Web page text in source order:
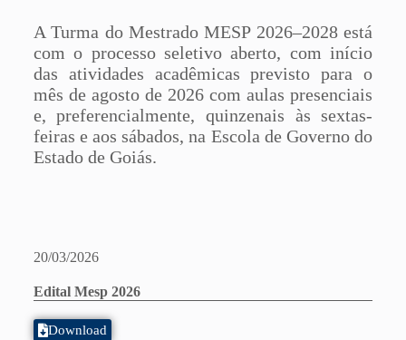
A Turma do Mestrado MESP 2026–2028 está
com o processo seletivo aberto, com início
das atividades acadêmicas previsto para o
mês de agosto de 2026 com aulas presenciais
e, preferencialmente, quinzenais às sextas-
feiras e aos sábados, na Escola de Governo do
Estado de Goiás.
20/03/2026
Edital Mesp 2026
Download